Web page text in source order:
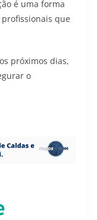
é uma forma
que
próximos dias,
o